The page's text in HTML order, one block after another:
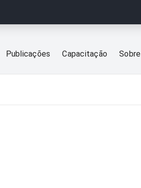
Publicações Capacitação Sobre